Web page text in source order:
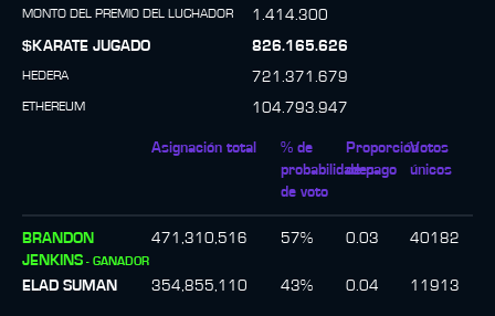
MONTO DEL PREMIO DEL LUCHADOR
1.414.300
$KARATE JUGADO
826.165.626
HEDERA 721.371.679
ETHEREUM 104.793.947
Asignación total
% de
probabilidades
de voto
Proporción
de pago
Votos
únicos
BRANDON
JENKINS - GANADOR
471,310,516 57% 0.03 40182
ELAD SUMAN 354,855,110 43% 0.04 11913